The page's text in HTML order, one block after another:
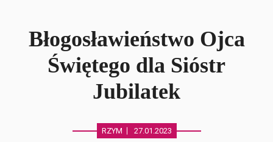
Błogosławieństwo Ojca
Świętego dla Sióstr
Jubilatek
RZYM 27.01.2023